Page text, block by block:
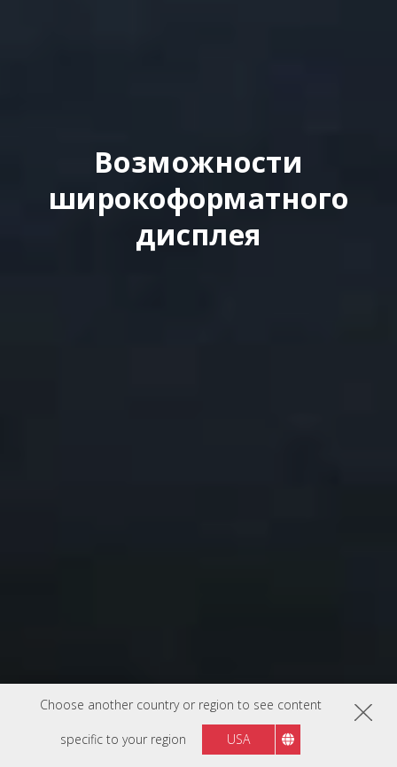
Choose another country or region to see content
specific to your region USA
Возможности
широкоформатного
дисплея​